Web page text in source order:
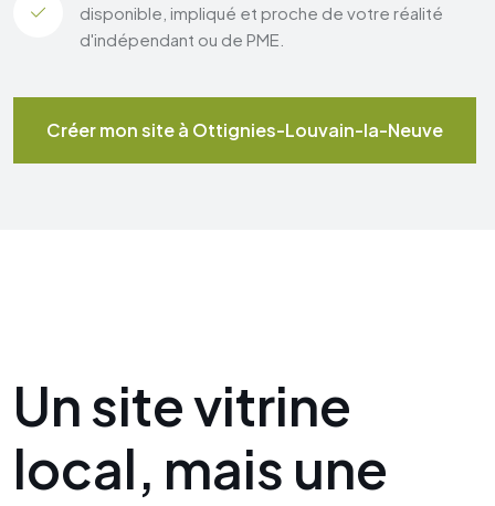
disponible, impliqué et proche de votre réalité
d'indépendant ou de PME.
Créer mon site à Ottignies-Louvain-la-Neuve
Un site vitrine
local, mais une